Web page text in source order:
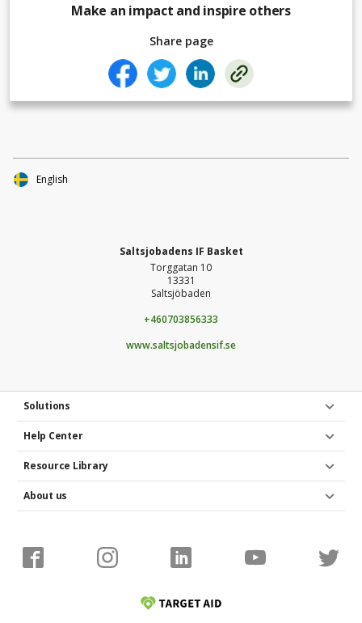
Make an impact and inspire others
Share page
Saltsjobadens IF Basket
Torggatan 10
13331
Saltsjöbaden
+460703856333
www.saltsjobadensif.se
Solutions
Help Center
Resource Library
About us
English